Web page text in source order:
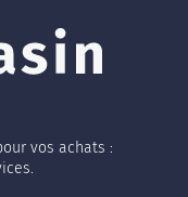
vos achats :